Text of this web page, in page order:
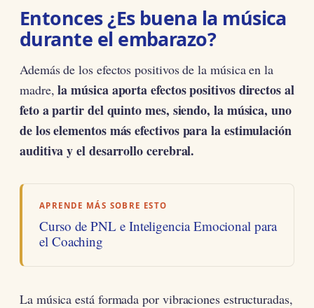
Entonces ¿Es buena la música
durante el embarazo?
Además de los efectos positivos de la música en la
madre,la música aporta efectos positivos directos al
feto a partir del quinto mes, siendo, la música, uno
de los elementos más efectivos para la estimulación
auditiva y el desarrollo cerebral.
APRENDE MÁS SOBRE ESTO
Curso de PNL e Inteligencia Emocional para
el Coaching
La música está formada por vibraciones estructuradas,